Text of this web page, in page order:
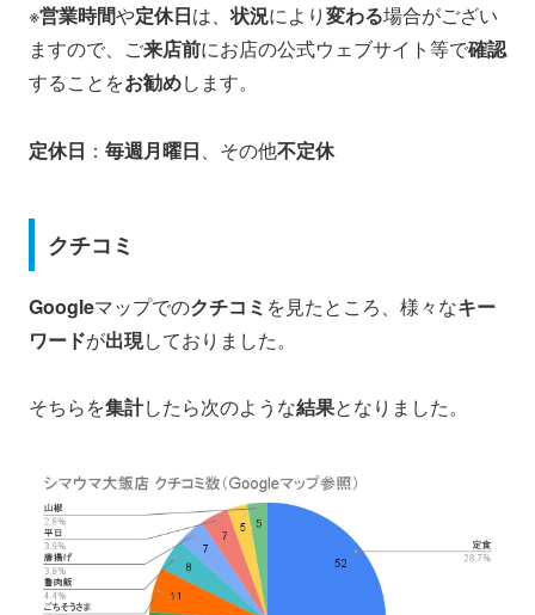
※営業時間や定休日は、状況により変わる場合がござい
ますので、ご来店前にお店の公式ウェブサイト等で確認
することをお勧めします。
定休日 ： 毎週月曜日、その他不定休
クチコミ
Googleマップでのクチコミ を見たところ、様々なキー
ワードが出現しておりました。
そちらを集計したら次のような結果となりました。